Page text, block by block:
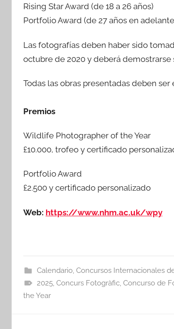
Rising Star Award (de 18 a 26 años)
Portfolio Award (de 27 años en
Las fotografías deben haber sido
octubre de 2020 y deberá demostrarse
Todas las obras presentadas deben
Premios
Wildlife Photographer of the Year
£10.000, trofeo y certificado
Portfolio Award
£2.500 y certificado personalizado
Web: https://www.nhm.ac.uk/wpy
Calendario, Concursos Internacionales
2025, Concurs Fotogràfic, Concurso de
the Year